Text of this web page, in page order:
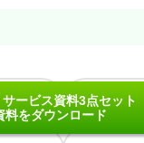
ービス資料3点セット
料をダウンロード